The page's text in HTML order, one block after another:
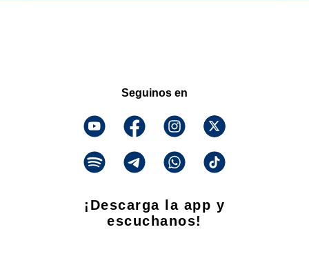
Seguinos en
¡Descarga la app y
escuchanos!